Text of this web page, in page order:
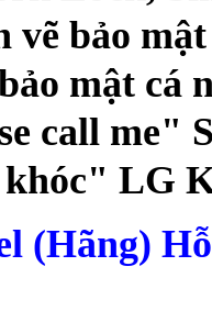
vẽ bảo
mật cá
call me"
LG
(Hãng)